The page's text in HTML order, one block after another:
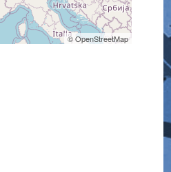
© OpenStreetMap